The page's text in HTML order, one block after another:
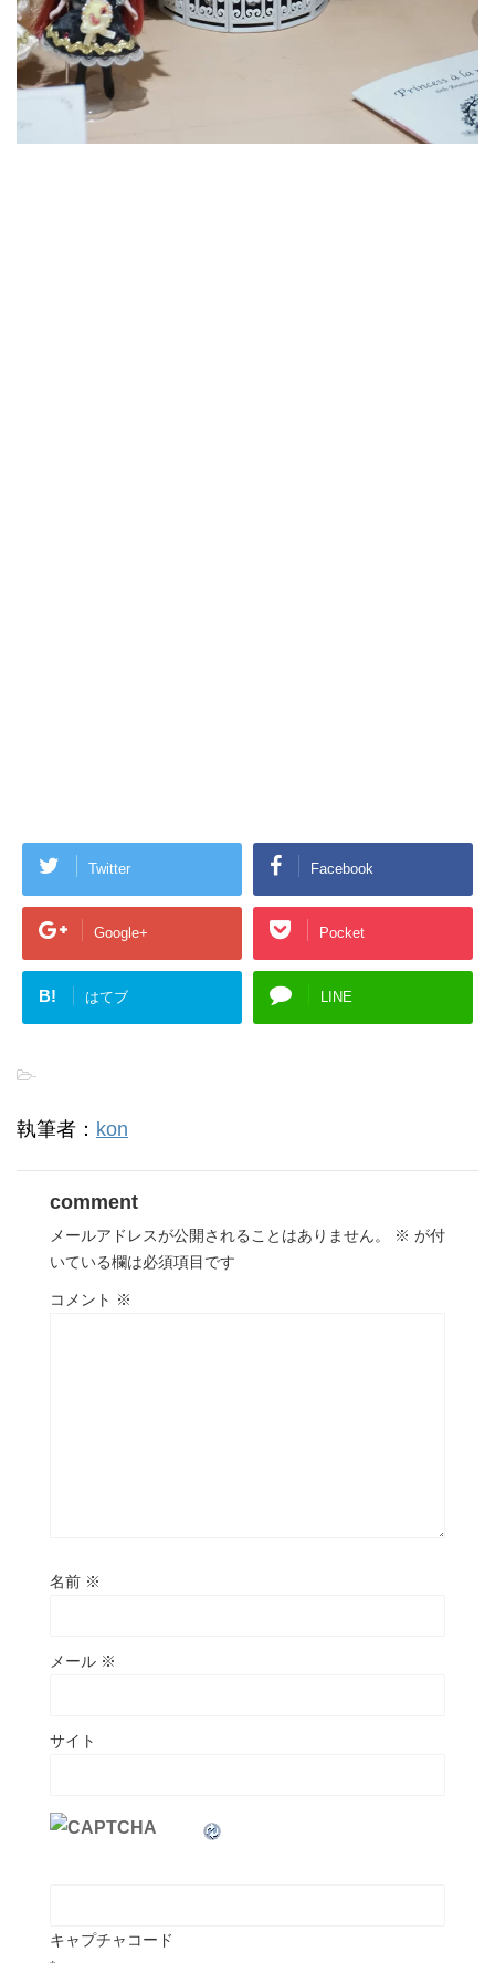
Twitter Facebook
Google+ Pocket
B! はてブ LINE
-
執筆者： kon
comment
メールアドレスが公開されることはありません。 ※ が付
いている欄は必須項目です
コメント ※
名前 ※
メール ※
サイト
キャプチャコード